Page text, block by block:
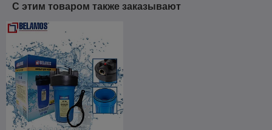
С этим товаром также заказывают